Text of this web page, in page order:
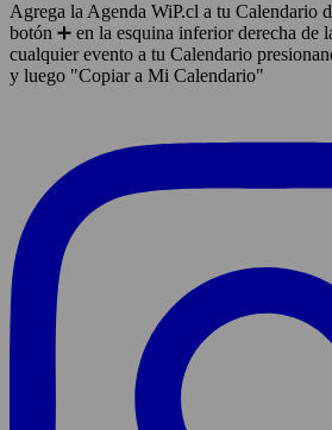
Agrega la Agenda WiP.cl a tu Calendario
botón ➕ en la esquina inferior derecha de
cualquier evento a tu Calendario
y luego "Copiar a Mi Calendario"